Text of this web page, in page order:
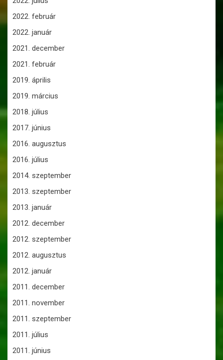
2022. február
2022. január
2021. december
2021. február
2019. április
2019. március
2018. július
2017. június
2016. augusztus
2016. július
2014. szeptember
2013. szeptember
2013. január
2012. december
2012. szeptember
2012. augusztus
2012. január
2011. december
2011. november
2011. szeptember
2011. július
2011. június